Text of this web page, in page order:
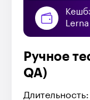
Lerna
Ручное
QA)